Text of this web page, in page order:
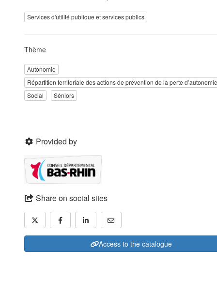
Services d'utilité publique et services publics
Thème
Autonomie
Répartition territoriale des actions de prévention de la perte d’autonomie
Social
Séniors
Provided by
Share on social sites
Access to the catalogue